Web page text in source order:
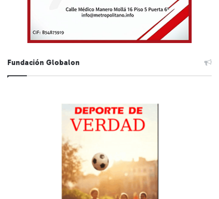
Fundación Globalon